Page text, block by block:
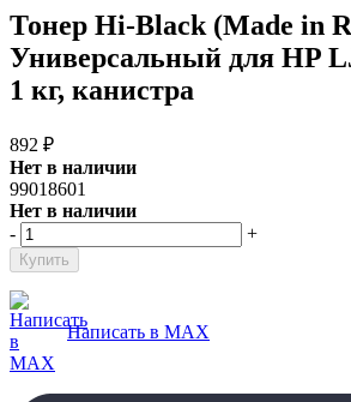
Тонер Hi-Black (Made in
Универсальный для HP
1 кг, канистра
892 ₽
Нет в наличии
99018601
Нет в наличии
-
+
Написать в MAX